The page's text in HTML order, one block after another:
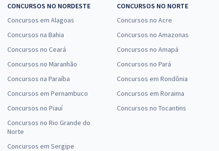
CONCURSOS NO NORDESTE
Concursos em Alagoas
Concursos na Bahia
Concursos no Ceará
Concursos no Maranhão
Concursos na Paraíba
Concursos em Pernambuco
Concursos no Piauí
Concursos no Rio Grande do
Norte
Concursos em Sergipe
CONCURSOS NO NORTE
Concursos no Acre
Concursos no Amazonas
Concursos no Amapá
Concursos no Pará
Concursos em Rondônia
Concursos em Roraima
Concursos no Tocantins